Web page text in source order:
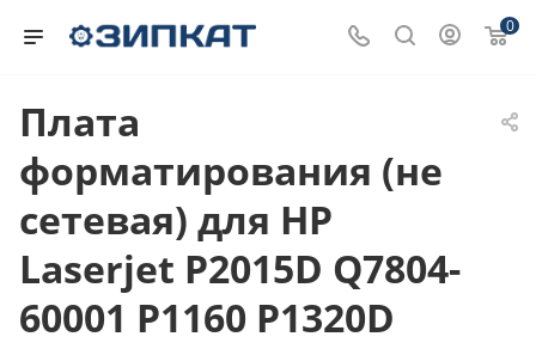
0
Плата
форматирования (не
сетевая) для HP
Laserjet P2015D Q7804-
60001 P1160 P1320D